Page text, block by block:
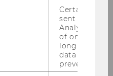
Certain data
sent to
Analytics a
of once per
long as it is
data
prevented.